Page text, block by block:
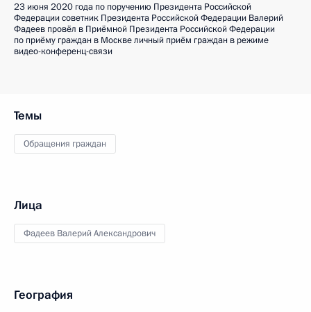
23 июня 2020 года по поручению Президента Российской
Федерации советник Президента Российской Федерации Валерий
Фадеев провёл в Приёмной Президента Российской Федерации
по приёму граждан в Москве личный приём граждан в режиме
видео-конференц-связи
Темы
Обращения граждан
Лица
Фадеев Валерий Александрович
География